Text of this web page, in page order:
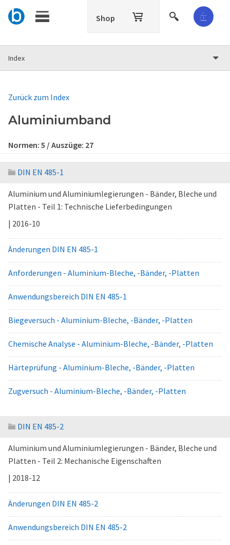
Shop
Index
Zurück zum Index
Aluminiumband
Normen: 5 / Auszüge: 27
DIN EN 485-1
Aluminium und Aluminiumlegierungen - Bänder, Bleche und
Platten - Teil 1: Technische Lieferbedingungen
| 2016-10
Änderungen DIN EN 485-1
Anforderungen - Aluminium-Bleche, -Bänder, -Platten
Anwendungsbereich DIN EN 485-1
Biegeversuch - Aluminium-Bleche, -Bänder, -Platten
Chemische Analyse - Aluminium-Bleche, -Bänder, -Platten
Härteprüfung - Aluminium-Bleche, -Bänder, -Platten
Zugversuch - Aluminium-Bleche, -Bänder, -Platten
DIN EN 485-2
Aluminium und Aluminiumlegierungen - Bänder, Bleche und
Platten - Teil 2: Mechanische Eigenschaften
| 2018-12
Änderungen DIN EN 485-2
Anwendungsbereich DIN EN 485-2